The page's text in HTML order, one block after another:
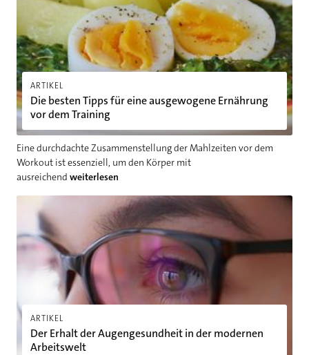
ARTIKEL
Die besten Tipps für eine ausgewogene Ernährung
vor dem Training
Eine durchdachte Zusammenstellung der Mahlzeiten vor dem
Workout ist essenziell, um den Körper mit
ausreichend weiterlesen
ARTIKEL
Der Erhalt der Augengesundheit in der modernen
Arbeitswelt
Der Erhalt der Augengesundheit in der modernen Arbeitswelt